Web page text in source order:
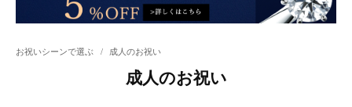
お祝いシーンで選ぶ / 成人のお祝い
成人のお祝い